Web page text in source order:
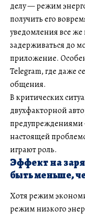
делу — режим
получить его
уведомления все же
задерживаться до
приложение.
Telegram, где даже
общения.
В критических
двухфакторной
предупреждениями
настоящей
играют роль.
Эффект на
быть меньше,
Хотя режим
режим низкого